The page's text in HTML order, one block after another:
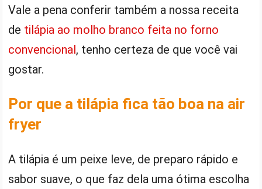
Vale a pena conferir também a nossa receita
de tilápia ao molho branco feita no forno
convencional, tenho certeza de que você vai
gostar.
Por que a tilápia fica tão boa na air
fryer
A tilápia é um peixe leve, de preparo rápido e
sabor suave, o que faz dela uma ótima escolha